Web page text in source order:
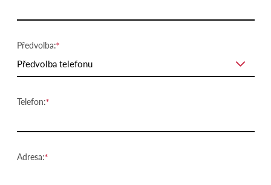
Předvolba:
Předvolba telefonu
Telefon:
Adresa: